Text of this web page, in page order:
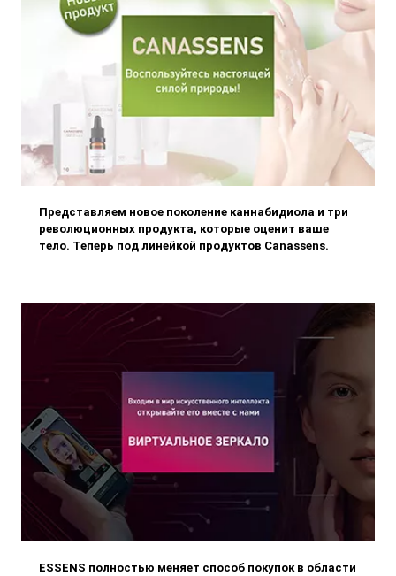
Представляем новое поколение каннабидиола и три
революционных продукта, которые оценит ваше
тело. Теперь под линейкой продуктов Canassens.
ESSENS полностью меняет способ покупок в области